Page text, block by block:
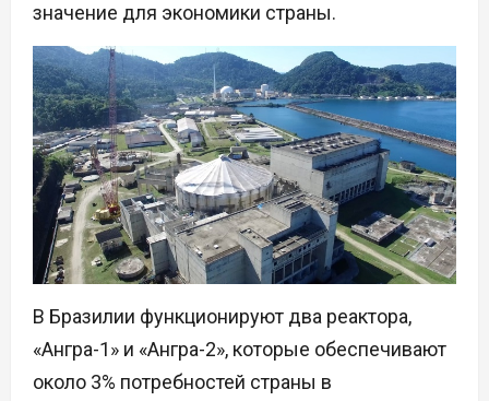
значение для экономики страны.
В Бразилии функционируют два реактора,
«Ангра-1» и «Ангра-2», которые обеспечивают
около 3% потребностей страны в